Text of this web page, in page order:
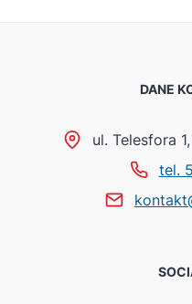
DANE
ul. Telesfora
tel.